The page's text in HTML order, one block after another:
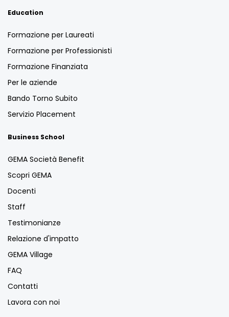
Education
Formazione per Laureati
Formazione per Professionisti
Formazione Finanziata
Per le aziende
Bando Torno Subito
Servizio Placement
Business School
GEMA Società Benefit
Scopri GEMA
Docenti
Staff
Testimonianze
Relazione d'impatto
GEMA Village
FAQ
Contatti
Lavora con noi